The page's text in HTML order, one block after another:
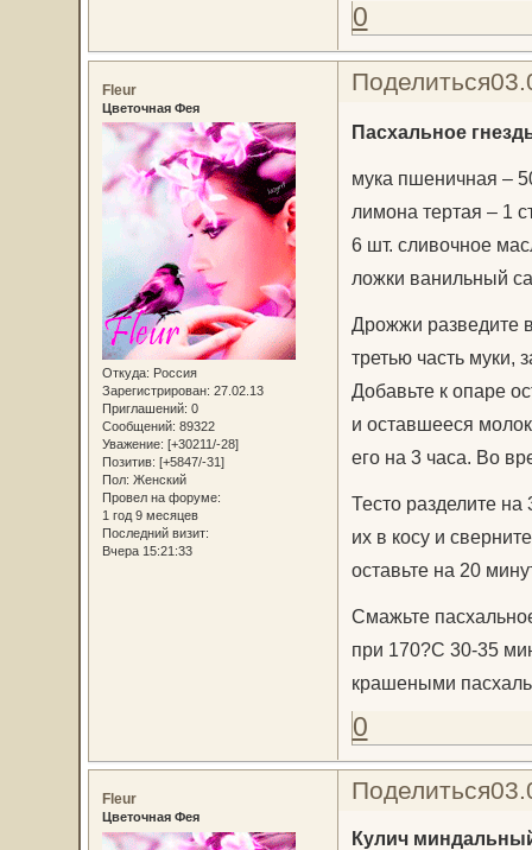
0
Поделиться
Fleur
Цветочная Фея
Откуда: Россия
Зарегистрирован: 27.02.13
Приглашений: 0
Сообщений: 89322
Уважение: [+30211/-28]
Позитив: [+5847/-31]
Пол: Женский
Провел на форуме:
1 год 9 месяцев
Последний визит:
Вчера 15:21:33
Пасхальное
мука пшеничная –
лимона тертая – 1
6 шт. сливочное
ложки ванильный
Дрожжи разведите
третью часть муки,
Добавьте к опаре
и оставшееся
его на 3 часа. Во
Тесто разделите
их в косу и
оставьте на 20
Смажьте
при 170?С 30-35
крашеными
0
Поделиться
Fleur
Цветочная Фея
Кулич